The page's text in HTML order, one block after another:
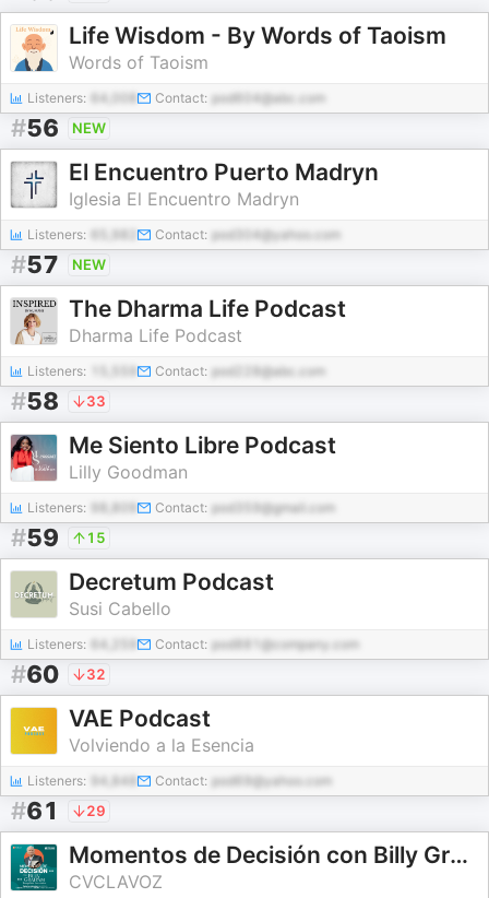
Life Wisdom - By Words of Taoism
Words of Taoism
Listeners: 64,008 Contact: pod604@abc.com
#56 NEW
El Encuentro Puerto Madryn
Iglesia El Encuentro Madryn
Listeners: Contact: pod304@yahoo.com
#57 NEW
The Dharma Life Podcast
Dharma Life Podcast
Listeners: Contact: pod228@abc.com
#58 33
Me Siento Libre Podcast
Lilly Goodman
Listeners: Contact: pod359@gmail.com
#59 15
Decretum Podcast
Susi Cabello
Listeners: 64,259 Contact: pod881@company.com
#60 32
VAE Podcast
Volviendo a la Esencia
Listeners: 94,848 Contact: pod69@yahoo.com
#61 29
Momentos de Decisión con Billy Graham
CVCLAVOZ